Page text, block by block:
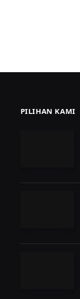
PILIHAN KAMI